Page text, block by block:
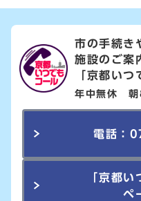
市の手続き
施設のご案
「京都いつ
年中無休 朝
電話：
「京都
ペ